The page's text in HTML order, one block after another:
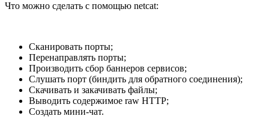
Что можно сделать с помощью netcat:
Сканировать порты;
Перенаправлять порты;
Производить сбор баннеров сервисов;
Слушать порт (биндить для обратного соединения);
Скачивать и закачивать файлы;
Выводить содержимое raw HTTP;
Создать мини-чат.